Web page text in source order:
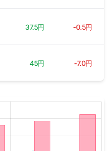
37.5円 -0.5円
45円 -7.0円